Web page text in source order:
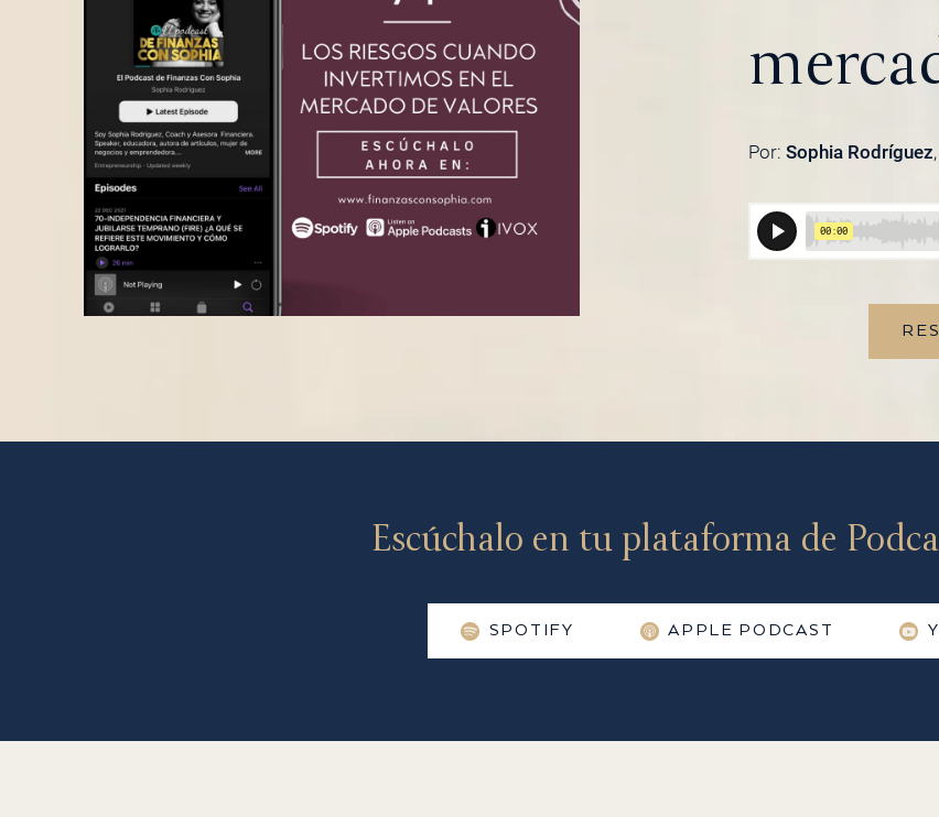
Por:Sophia Rodríguez
Escúchalo en tu plataforma de
SPOTIFY APPLE PODCAST